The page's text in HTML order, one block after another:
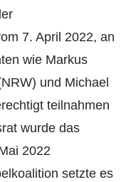
7. April 2022, an
wie Markus
und Michael
teilnahmen
wurde das
2022
setzte es